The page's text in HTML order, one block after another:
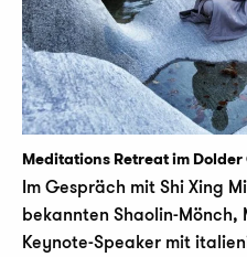
Meditations Retreat im
Im Gespräch mit Shi Xing
bekannten Shaolin-
Keynote-Speaker mit